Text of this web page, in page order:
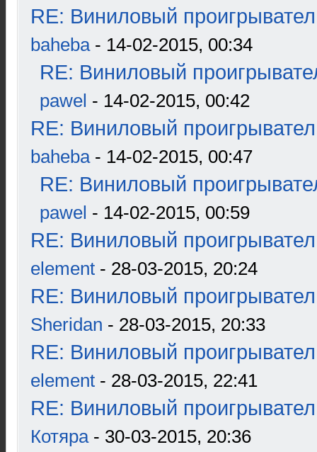
RE: Виниловый
baheba- 14-02-2015, 00:34
RE: Виниловый
pawel - 14-02-2015, 00:42
RE: Виниловый
baheba- 14-02-2015, 00:47
RE: Виниловый
pawel - 14-02-2015, 00:59
RE: Виниловый
element - 28-03-2015, 20:24
RE: Виниловый
Sheridan - 28-03-2015, 20:33
RE: Виниловый
element - 28-03-2015, 22:41
RE: Виниловый
Котяра- 30-03-2015, 20:36